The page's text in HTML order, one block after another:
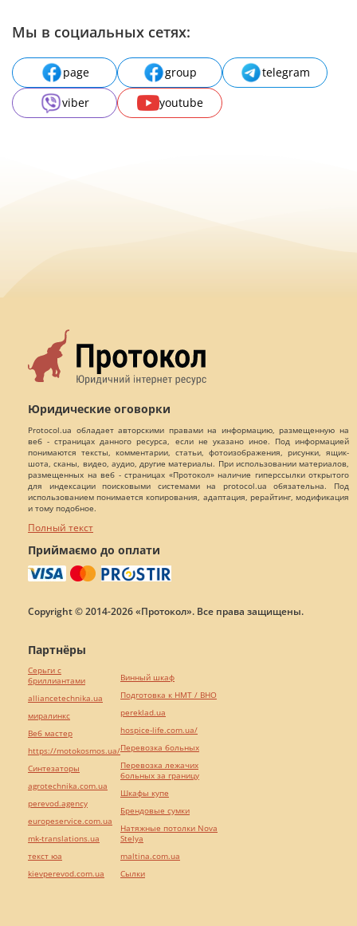
Мы в социальных сетях:
page group
telegram
viber
youtube
Юридические оговорки
Protocol.ua обладает авторскими правами на информацию, размещенную на
веб - страницах данного ресурса, если не указано иное. Под информацией
понимаются тексты, комментарии, статьи, фотоизображения, рисунки, ящик-
шота, сканы, видео, аудио, другие материалы. При использовании материалов,
размещенных на веб - страницах «Протокол» наличие гиперссылки открытого
для индексации поисковыми системами на protocol.ua обязательна. Под
использованием понимается копирования, адаптация, рерайтинг, модификация
и тому подобное.
Полный текст
Приймаємо до оплати
Copyright © 2014-2026 «Протокол». Все права защищены.
Партнёры
Серьги с
бриллиантами
alliancetechnika.ua
миралинкс
Веб мастер
https://motokosmos.ua/
Синтезаторы
agrotechnika.com.ua
perevod.agency
europeservice.com.ua
mk-translations.ua
текст юа
kievperevod.com.ua
Винный шкаф
Подготовка к НМТ / ВНО
pereklad.ua
hospice-life.com.ua/
Перевозка больных
Перевозка лежачих
больных за границу
Шкафы купе
Брендовые сумки
Натяжные потолки Nova
Stelya
maltina.com.ua
Cылки